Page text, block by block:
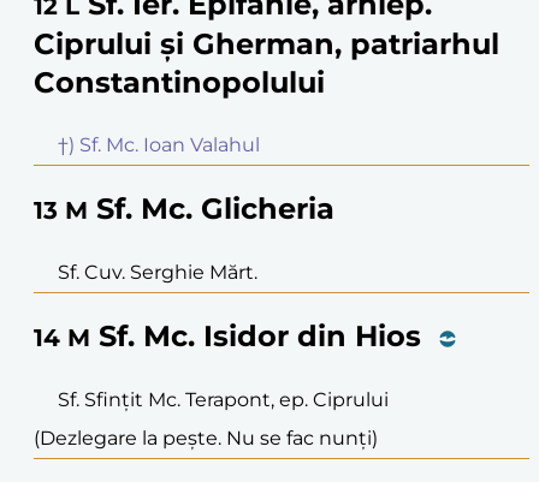
12 L
Ciprului și Gherman, patriarhul
Constantinopolului
†) Sf. Mc. Ioan Valahul
13 M Sf. Mc. Glicheria
Sf. Cuv. Serghie Mărt.
14 M Sf. Mc. Isidor din Hios
Sf. Sfințit Mc. Terapont, ep. Ciprului
(Dezlegare la pește. Nu se fac nunți)